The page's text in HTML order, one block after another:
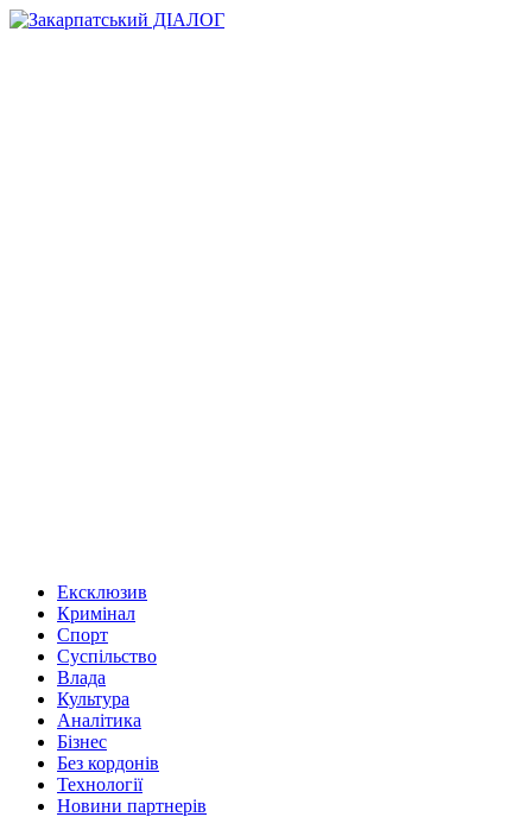
Ексклюзив
Кримінал
Спорт
Суспільство
Влада
Культура
Аналітика
Бізнес
Без кордонів
Технології
Новини партнерів